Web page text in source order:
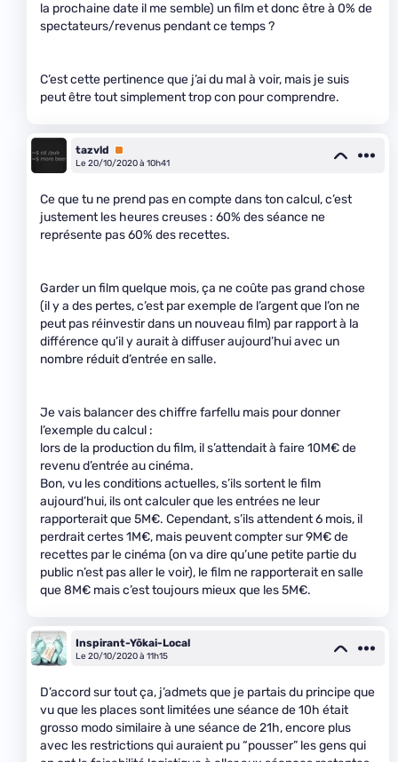
la prochaine date il me semble) un film et donc être à 0% de
spectateurs/revenus pendant ce temps ?
C’est cette pertinence que j’ai du mal à voir, mais je suis
peut être tout simplement trop con pour comprendre.
tazvld
Premium
Le 20/10/2020 à 10h41
Ce que tu ne prend pas en compte dans ton calcul, c’est
justement les heures creuses : 60% des séance ne
représente pas 60% des recettes.
Garder un film quelque mois, ça ne coûte pas grand chose
(il y a des pertes, c’est par exemple de l’argent que l’on ne
peut pas réinvestir dans un nouveau film) par rapport à la
différence qu’il y aurait à diffuser aujourd’hui avec un
nombre réduit d’entrée en salle.
Je vais balancer des chiffre farfellu mais pour donner
l’exemple du calcul :
lors de la production du film, il s’attendait à faire 10M€ de
revenu d’entrée au cinéma.
Bon, vu les conditions actuelles, s’ils sortent le film
aujourd’hui, ils ont calculer que les entrées ne leur
rapporterait que 5M€. Cependant, s’ils attendent 6 mois, il
perdrait certes 1M€, mais peuvent compter sur 9M€ de
recettes par le cinéma (on va dire qu’une petite partie du
public n’est pas aller le voir), le film ne rapporterait en salle
que 8M€ mais c’est toujours mieux que les 5M€.
Inspirant-Yōkai-Local
Le 20/10/2020 à 11h15
D’accord sur tout ça, j’admets que je partais du principe que
vu que les places sont limitées une séance de 10h était
grosso modo similaire à une séance de 21h, encore plus
avec les restrictions qui auraient pu “pousser” les gens qui